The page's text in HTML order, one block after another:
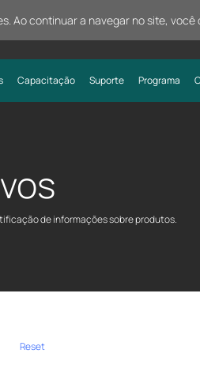
Ao continuar a navegar no site,
Capacitação Suporte Programa
de informações sobre produtos.
Reset